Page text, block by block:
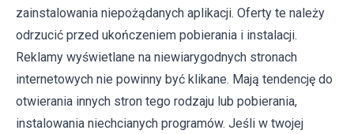
zainstalowania niepożądanych aplikacji. Oferty te należy
odrzucić przed ukończeniem pobierania i instalacji.
Reklamy wyświetlane na niewiarygodnych stronach
internetowych nie powinny być klikane. Mają tendencję do
otwierania innych stron tego rodzaju lub pobierania,
instalowania niechcianych programów. Jeśli w twojej